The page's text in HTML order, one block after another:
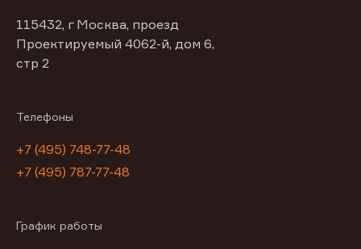
115432, г Москва, проезд
Проектируемый 4062-й, дом 6,
стр 2
Телефоны
+7 (495) 748-77-48
+7 (495) 787-77-48
График работы